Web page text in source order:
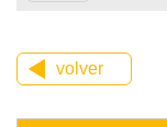
volver